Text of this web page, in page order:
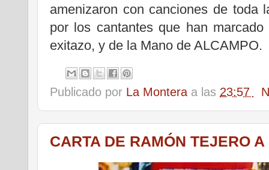
amenizaron con canciones de toda
por los cantantes que han
exitazo, y de la Mano de ALCAMPO.
Publicado por La Montera a las 23:57
CARTA DE RAMÓN TEJERO